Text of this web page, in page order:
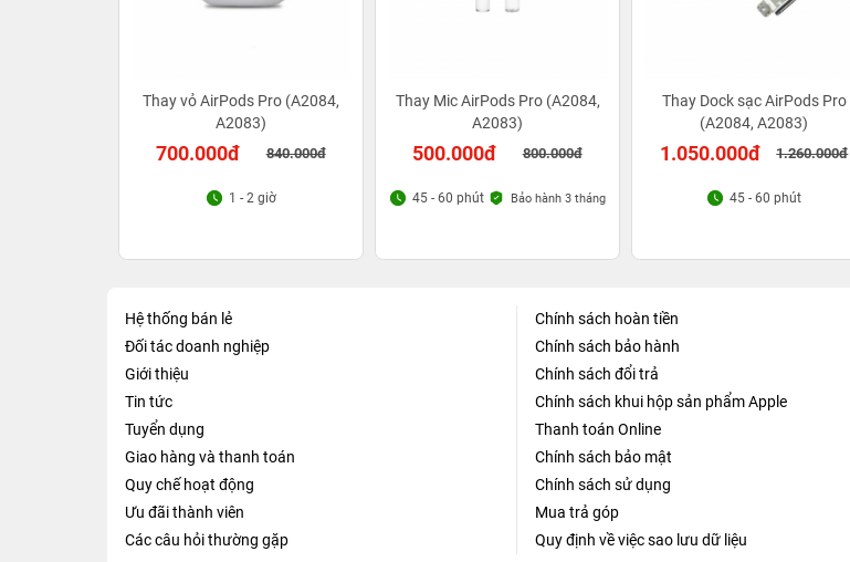
Thay vỏ AirPods Pro (A2084,
A2083)
700.000đ 840.000đ
1 - 2 giờ
Thay Mic AirPods Pro (A2084,
A2083)
500.000đ 800.000đ
45 - 60 phút Bảo hành 3 tháng
Thay Dock sạc AirPods Pro
(A2084, A2083)
1.050.000đ 1.260.000đ
45 - 60 phút
Hệ thống bán lẻ
Đối tác doanh nghiệp
Giới thiệu
Tin tức
Tuyển dụng
Giao hàng và thanh toán
Quy chế hoạt động
Ưu đãi thành viên
Các câu hỏi thường gặp
Chính sách hoàn tiền
Chính sách bảo hành
Chính sách đổi trả
Chính sách khui hộp sản phẩm Apple
Thanh toán Online
Chính sách bảo mật
Chính sách sử dụng
Mua trả góp
Quy định về việc sao lưu dữ liệu